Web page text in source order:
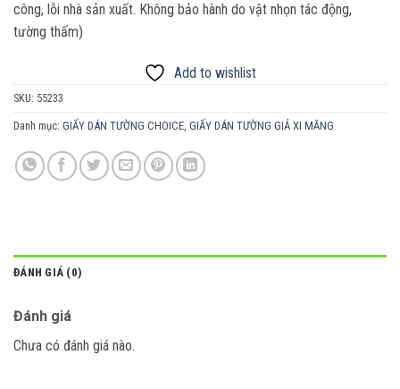
công, lỗi nhà sản xuất. Không bảo hành do vật nhọn tác động,
tường thấm)
Add to wishlist
SKU: 55233
Danh mục: GIẤY DÁN TƯỜNG CHOICE GIẤY DÁN TƯỜNG GIẢ XI MĂNG
ĐÁNH GIÁ (0)
Đánh giá
Chưa có đánh giá nào.